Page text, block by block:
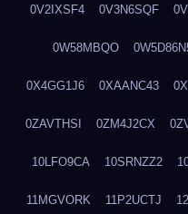
0V2IXSF4 0V3N6SQF
0W58MBQO
0X4GG1J6 0XAANC43
0ZAVTHSI 0ZM4J2CX
10LFO9CA 10SRNZZ2
11MGVORK 11P2UCTJ